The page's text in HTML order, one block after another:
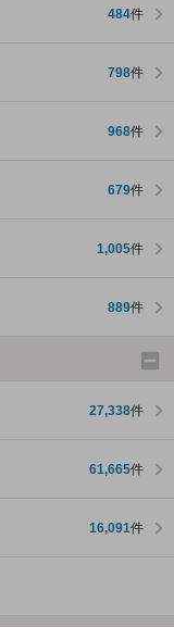
484件
798件
968件
679件
1,005件
889件
27,338件
61,665件
16,091件